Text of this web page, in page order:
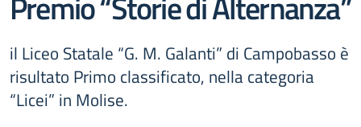
il Liceo Statale “G. M. Galanti” di Campobasso è
risultato Primo classificato, nella categoria
“Licei” in Molise.